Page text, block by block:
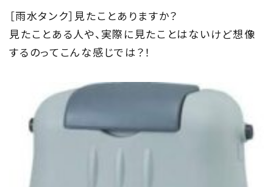
TOP
トップページ
About
住まい夢ネットとは
［雨水タンク］見たことありますか？
見たことある人や、実際に見たことはないけど想像
するのってこんな感じでは？！